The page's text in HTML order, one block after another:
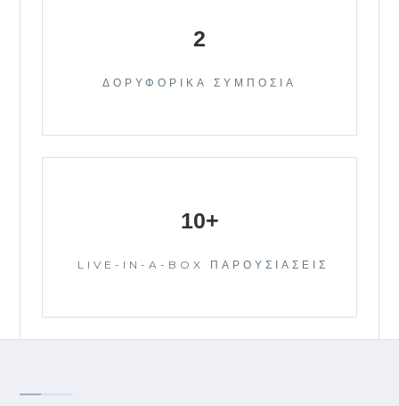
2
ΔΟΡΥΦΟΡΙΚΑ ΣΥΜΠΟΣΙΑ
10+
LIVE-IN-A-BOX ΠΑΡΟΥΣΙΑΣΕΙΣ